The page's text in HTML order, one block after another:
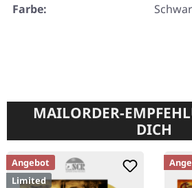
Farbe:
MAILORDER-
DICH
Angebot
Limited